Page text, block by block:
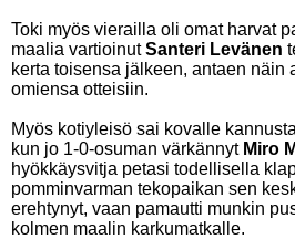
Toki myös vierailla oli omat harvat
maalia vartioinutSanteri Levänen
kerta toisensa jälkeen, antaen näin
omiensa otteisiin.
Myös kotiyleisö sai kovalle
kun jo 1-0-osuman värkännyt Miro
hyökkäysvitja petasi todellisella
pomminvarman tekopaikan sen
erehtynyt, vaan pamautti munkin
kolmen maalin karkumatkalle.